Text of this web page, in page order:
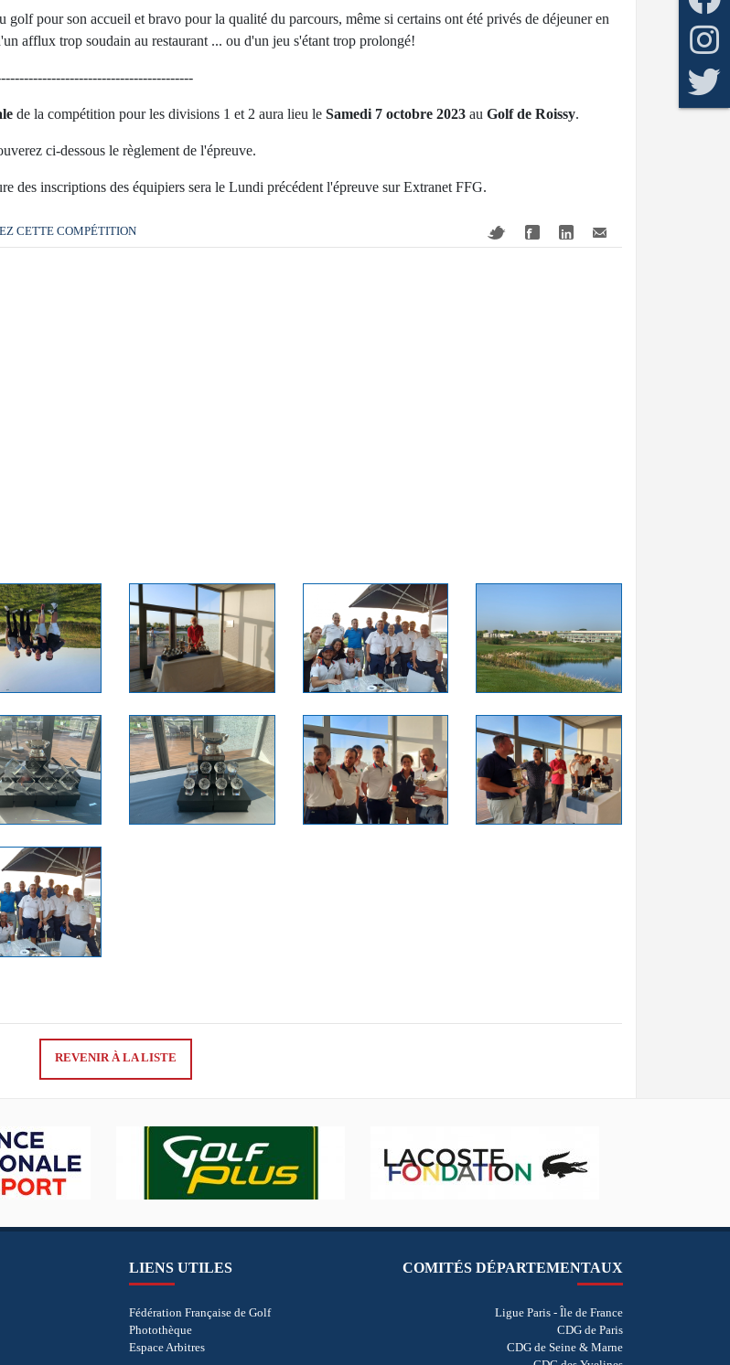
golf pour son accueil et bravo pour la qualité du parcours, même si certains ont été privés de déjeuner en
afflux trop soudain au restaurant ... ou d'un jeu s'étant trop prolongé!
de la compétition pour les divisions 1 et 2 aura lieu leSamedi 7 octobre 2023 auGolf de Roissy.
ci-dessous le règlement de l'épreuve.
des inscriptions des équipiers sera le Lundi précédent l'épreuve sur Extranet FFG.
CETTE COMPÉTITION
REVENIR À LA LISTE
LIENS UTILES
Fédération Française de Golf
Photothèque
Espace Arbitres
COMITÉS DÉPARTEMENTAUX
Ligue Paris - Île de France
CDG de Paris
CDG de Seine & Marne